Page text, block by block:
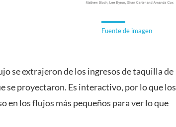
Fuente de imagen
se extrajeron de los ingresos de taquilla de
se proyectaron. Es interactivo, por lo que los
en los flujos más pequeños para ver lo que